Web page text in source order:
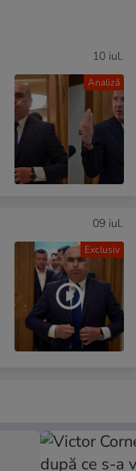
Analiză
10 iul.
Exclusiv
09 iul.